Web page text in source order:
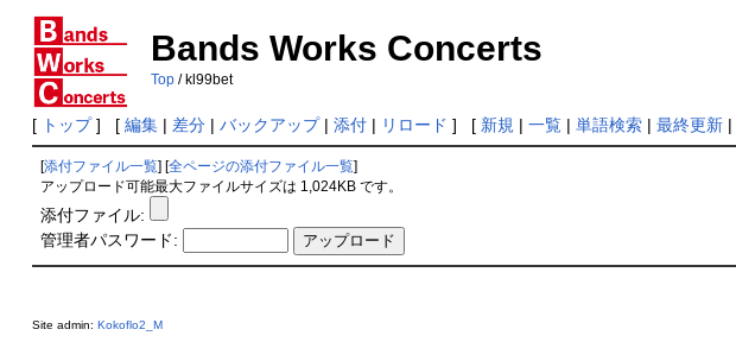
Bands Works Concerts
Top/ kl99bet
[ トップ] [ 編集| 差分| バックアップ| 添付| リロード ] [ 新規 | 一覧| 単語検索| 最終更新|
[添付ファイル一覧 ] [全ページの添付ファイル一覧
アップロード可能最大ファイルサイズは 1,024KB です。
添付ファイル:
管理者パスワード:
Site admin: Kokoflo2_M